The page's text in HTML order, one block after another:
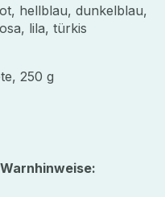
hellblau, dunkelblau,
lila, türkis
250 g